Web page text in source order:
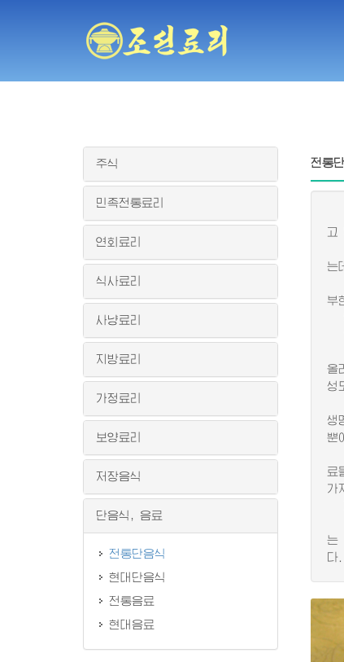
전통
고
는
부
올
성
생
뿐
료
가
는
다.
주식
민족전통료리
연회료리
식사료리
사냥료리
지방료리
가정료리
보양료리
저장음식
단음식, 음료
전통단음식
현대단음식
전통음료
현대음료